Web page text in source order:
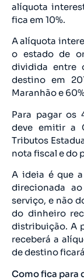
alíquota
fica em 10%.
A alíquota
o estado de
dividida entre
destino em
Maranhão e
Para pagar os
deve emitir a
Tributos
nota fiscal e do
A ideia é que
direcionada
serviço, e não
do dinheiro
distribuição. A
receberá a
de destino
Como fica para